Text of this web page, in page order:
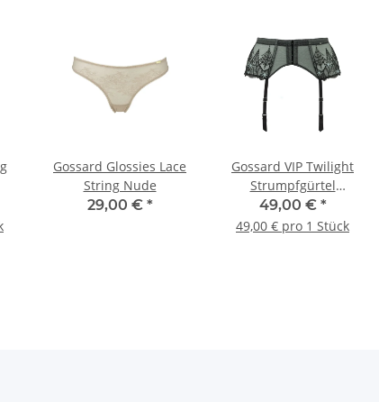
Gossard Glossies Lace
String Nude
29,00 € *
Gossard VIP Twilight
Strumpfgürtel
Black/Grey
49,00 € *
49,00 € pro 1 Stück